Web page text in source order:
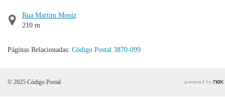
Rua Martim Moniz
210 m
Páginas Relacionadas: Código Postal 3870-099
© 2025 Código Postal